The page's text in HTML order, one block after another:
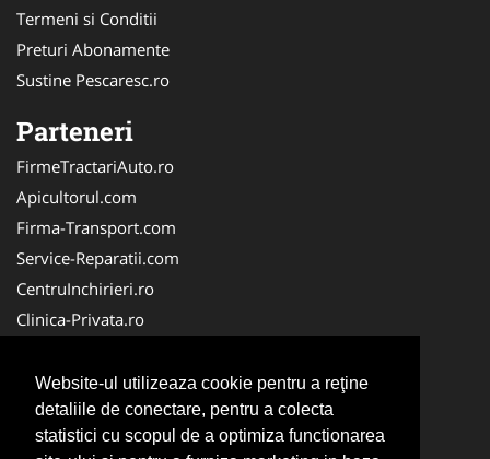
Website-ul utilizeaza cookie pentru a reţine
detaliile de conectare, pentru a colecta
statistici cu scopul de a optimiza functionarea
Termeni si Conditii
Preturi Abonamente
Sustine Pescaresc.ro
Parteneri
FirmeTractariAuto.ro
Apicultorul.com
Firma-Transport.com
Service-Reparatii.com
CentruInchirieri.ro
Clinica-Privata.ro
Servicii-DDD.com
Birouri-Cadastru.ro
Centru-Copiere.ro